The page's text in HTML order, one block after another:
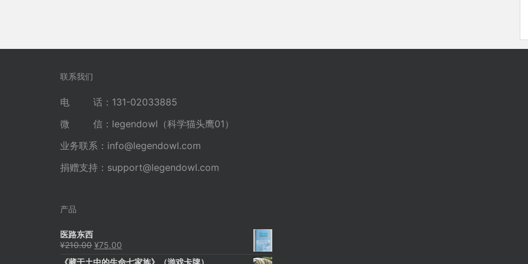
联系我们
电 话：131-02033885
微 信：legendowl（科学猫头鹰01）
业务联系： info@legendowl.com
捐赠支持： support@legendowl.com
产品
医路东西
¥210.00 原
¥75.00